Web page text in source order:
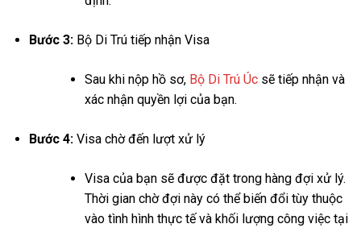
Bước 3:Bộ Di Trú tiếp nhận Visa
Sau khi nộp hồ sơ, Bộ Di Trú Úcsẽ tiếp nhận và
xác nhận quyền lợi của bạn.
Bước 4:Visa chờ đến lượt xử lý
Visa của bạn sẽ được đặt trong hàng đợi xử lý.
Thời gian chờ đợi này có thể biến đổi tùy thuộc
vào tình hình thực tế và khối lượng công việc tại